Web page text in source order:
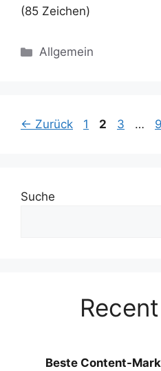
(85 Zeichen)
Kategorien
Allgemein
← Zurück Seite
1 Seite
2 Seite
3 … 9
Suche
Beste Content-